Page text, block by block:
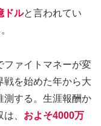
ドルと言われてい
ファイトマネーが変
戦を始めた年から大
測する。生涯報酬か
、 およそ4000万